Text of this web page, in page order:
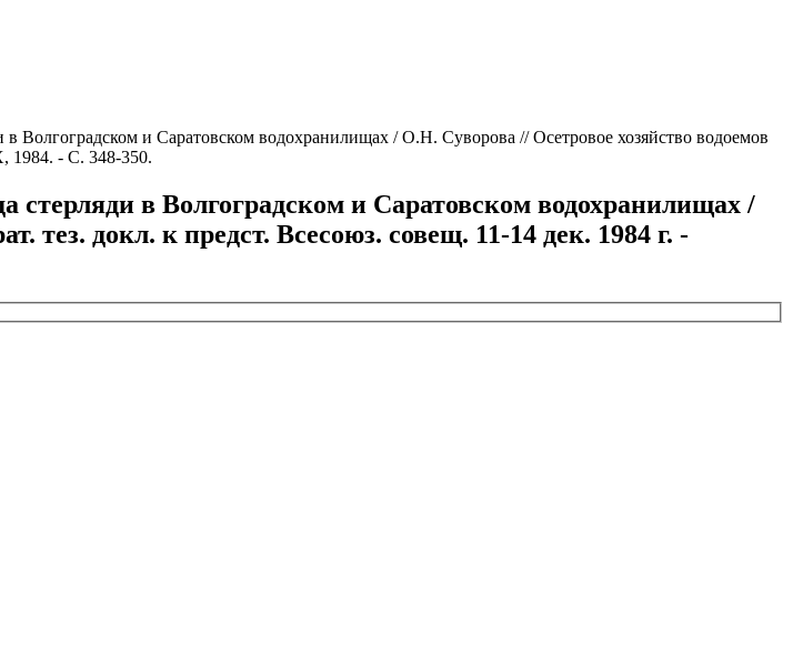
в Волгоградском и Саратовском водохранилищах / О.Н. Суворова // Осетровое хозяйство водоемов
1984. - С. 348-350.
стерляди в Волгоградском и Саратовском водохранилищах /
тез. докл. к предст. Всесоюз. совещ. 11-14 дек. 1984 г. -